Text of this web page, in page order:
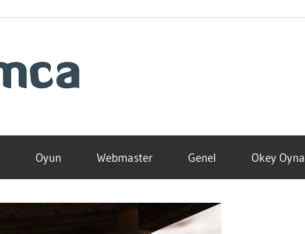
Oyun Webmaster Genel Okey Oyna